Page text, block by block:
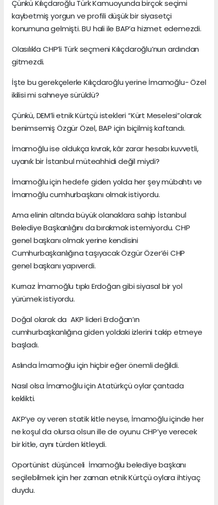
Çünkü Kılıçdaroğlu Türk Kamuoyunda birçok seçimi
kaybetmiş yorgun ve profili düşük bir siyasetçi
konumuna gelmişti. BU hali ile BAP’a hizmet edemezdi.
Olasılıkla CHP’li Türk seçmeni Kılıçdaroğlu’nun ardından
gitmezdi.
İşte bu gerekçelerle Kılıçdaroğlu yerine İmamoğlu- Özel
ikilisi mi sahneye sürüldü?
Çünkü, DEM’li etnik Kürtçü istekleri “Kürt Meselesi”olarak
benimsemiş Özgür Özel, BAP için biçilmiş kaftandı.
İmamoğlu ise oldukça kıvrak, kâr zarar hesabı kuvvetli,
uyanık bir İstanbul müteahhidi değil miydi?
İmamoğlu için hedefe giden yolda her şey mübahtı ve
İmamoğlu cumhurbaşkanı olmak istiyordu.
Ama elinin altında büyük olanaklara sahip İstanbul
Belediye Başkanlığını da bırakmak istemiyordu. CHP
genel başkanı olmak yerine kendisini
Cumhurbaşkanlığına taşıyacak Özgür Özer’éi CHP
genel başkanı yapıverdi.
Kurnaz İmamoğlu tıpkı Erdoğan gibi siyasal bir yol
yürümek istiyordu.
Doğal olarak da AKP lideri Erdoğan’ın
cumhurbaşkanlığına giden yoldaki izlerini takip etmeye
başladı.
Aslında İmamoğlu için hiçbir eğer önemli değildi.
Nasıl olsa İmamoğlu için Atatürkçü oylar çantada
keklikti.
AKP’ye oy veren statik kitle neyse, İmamoğlu içinde her
ne koşul da olursa olsun ille de oyunu CHP’ye verecek
bir kitle, aynı türden kitleydi.
Oportünist düşünceli İmamoğlu belediye başkanı
seçilebilmek için her zaman etnik Kürtçü oylara ihtiyaç
duydu.